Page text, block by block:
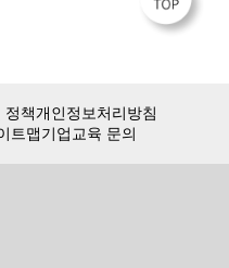
정책개인정보처리방침
트맵기업교육 문의